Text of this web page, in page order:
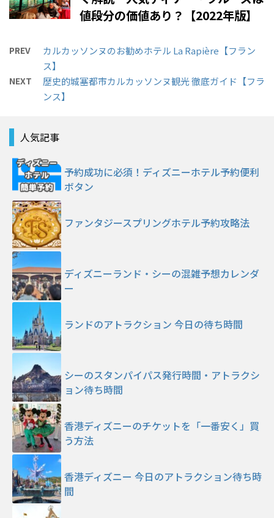
値段分の価値あり？【2022年版】
PREV
カルカッソンヌのお勧めホテル La Rapière【フラン
ス】
NEXT
歴史的城塞都市カルカッソンヌ観光 徹底ガイド【フラ
ンス】
人気記事
予約成功に必須！ディズニーホテル予約便利
ボタン
ファンタジースプリングホテル予約攻略法
ディズニーランド・シーの混雑予想カレンダ
ー
ランドのアトラクション 今日の待ち時間
シーのスタンパイパス発行時間・アトラクシ
ョン待ち時間
香港ディズニーのチケットを「一番安く」買
う方法
香港ディズニー 今日のアトラクション待ち時
間